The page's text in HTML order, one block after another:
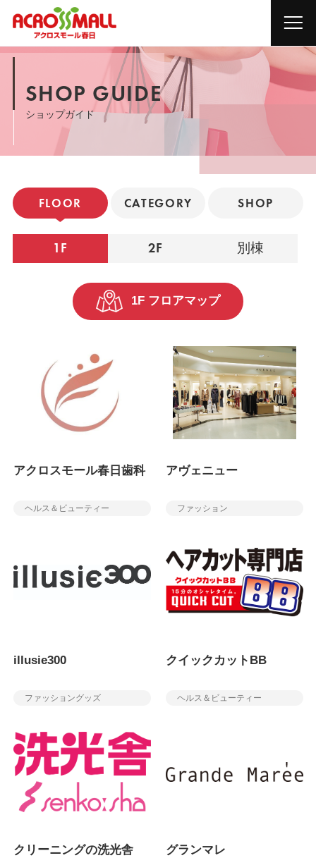
SHOP GUIDE
ショップガイド
FLOOR CATEGORY SHOP
1F 2F 別棟
1F フロアマップ
アクロスモール春日歯科
ヘルス＆ビューティー
アヴェニュー
ファッション
illusie300
ファッショングッズ
クイックカットBB
ヘルス＆ビューティー
クリーニングの洗光舎 グランマレ